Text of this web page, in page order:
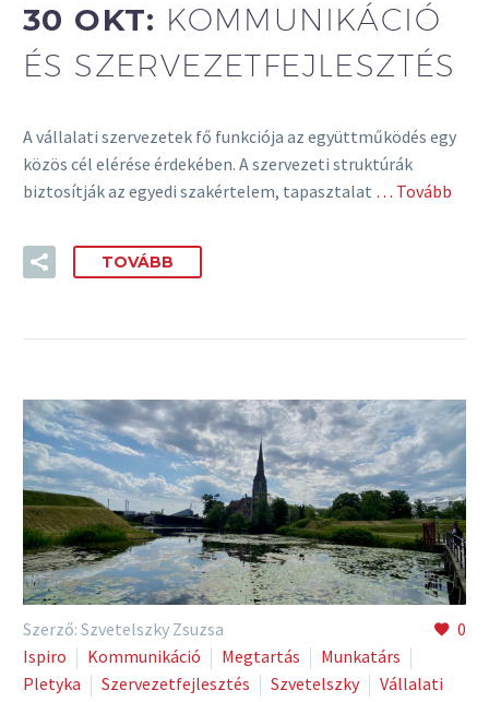
30 OKT: KOMMUNIKÁCIÓ
ÉS SZERVEZETFEJLESZTÉS
A vállalati szervezetek fő funkciója az együttműködés egy
közös cél elérése érdekében. A szervezeti struktúrák
biztosítják az egyedi szakértelem, tapasztalat … Tovább
TOVÁBB
0
Szerző: Szvetelszky Zsuzsa
Ispiro
Kommunikáció Megtartás
Munkatárs
Pletyka
Szervezetfejlesztés Szvetelszky
Vállalati